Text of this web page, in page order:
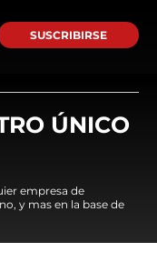
SUSCRIBIRSE
ÚNICO
empresa de
y mas en la base de